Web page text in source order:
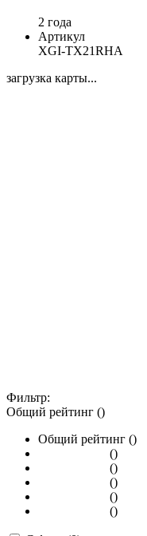
2 года
Артикул
XGI-TX21RHA
загрузка карты...
Фильтр:
Общий рейтинг ()
Общий рейтинг ()
()
()
()
()
()